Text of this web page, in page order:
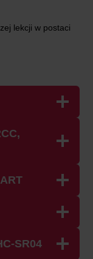
lekcji w postaci
SR04